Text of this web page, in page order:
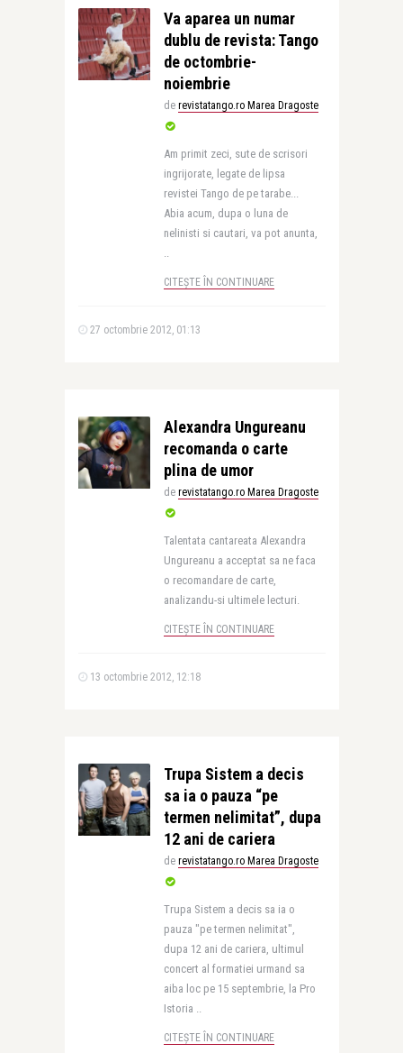
Va aparea un numar
dublu de revista: Tango
de octombrie-
noiembrie
de revistatango.ro Marea Dragoste
Am primit zeci, sute de scrisori
ingrijorate, legate de lipsa
revistei Tango de pe tarabe...
Abia acum, dupa o luna de
nelinisti si cautari, va pot anunta,
..
CITEȘTE ÎN CONTINUARE
27 octombrie 2012, 01:13
Alexandra Ungureanu
recomanda o carte
plina de umor
de revistatango.ro Marea Dragoste
Talentata cantareata Alexandra
Ungureanu a acceptat sa ne faca
o recomandare de carte,
analizandu-si ultimele lecturi.
CITEȘTE ÎN CONTINUARE
13 octombrie 2012, 12:18
Trupa Sistem a decis
sa ia o pauza “pe
termen nelimitat”, dupa
12 ani de cariera
de revistatango.ro Marea Dragoste
Trupa Sistem a decis sa ia o
pauza "pe termen nelimitat",
dupa 12 ani de cariera, ultimul
concert al formatiei urmand sa
aiba loc pe 15 septembrie, la Pro
Istoria ..
CITEȘTE ÎN CONTINUARE